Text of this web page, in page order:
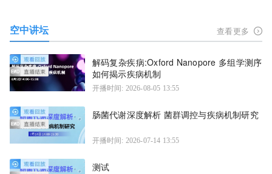
空中讲坛 查看更多
解码复杂疾病:Oxford Nanopore 多组学测序
如何揭示疾病机制
开播时间: 2026-08-05 13:55
肠菌代谢深度解析 菌群调控与疾病机制研究
开播时间: 2026-07-14 13:55
测试